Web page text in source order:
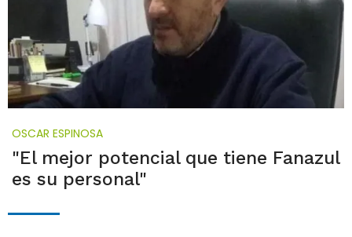
OSCAR ESPINOSA
"El mejor potencial que tiene Fanazul
es su personal"